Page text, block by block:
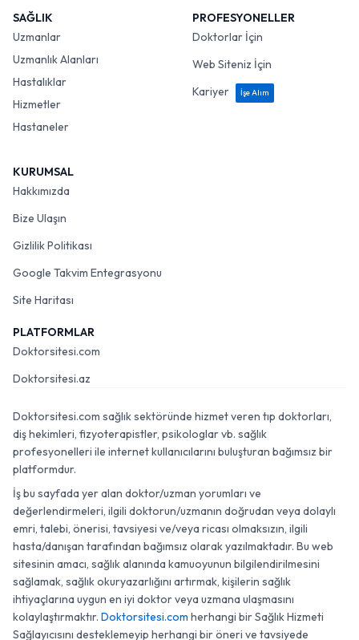
SAĞLIK
Uzmanlar
Uzmanlık Alanları
Hastalıklar
Hizmetler
Hastaneler
PROFESYONELLER
Doktorlar İçin
Web Siteniz İçin
Kariyer
İşe Alım
KURUMSAL
Hakkımızda
Bize Ulaşın
Gizlilik Politikası
Google Takvim Entegrasyonu
Site Haritası
PLATFORMLAR
Doktorsitesi.com
Doktorsitesi.az
Doktorsitesi.com sağlık sektöründe hizmet veren tıp doktorları,
diş hekimleri, fizyoterapistler, psikologlar vb. sağlık
profesyonelleri ile internet kullanıcılarını buluşturan bağımsız bir
platformdur.
İş bu sayfada yer alan doktor/uzman yorumları ve
değerlendirmeleri, ilgili doktorun/uzmanın doğrudan veya dolaylı
emri, talebi, önerisi, tavsiyesi ve/veya ricası olmaksızın, ilgili
hasta/danışan tarafından bağımsız olarak yazılmaktadır. Bu web
sitesinin amacı, sağlık alanında kamuoyunun bilgilendirilmesini
sağlamak, sağlık okuryazarlığını artırmak, kişilerin sağlık
ihtiyaçlarına uygun en iyi doktor veya uzmana ulaşmasını
kolaylaştırmaktır. Doktorsitesi.com herhangi bir Sağlık Hizmeti
Sağlayıcısını desteklemeyip herhangi bir öneri ve tavsiyede